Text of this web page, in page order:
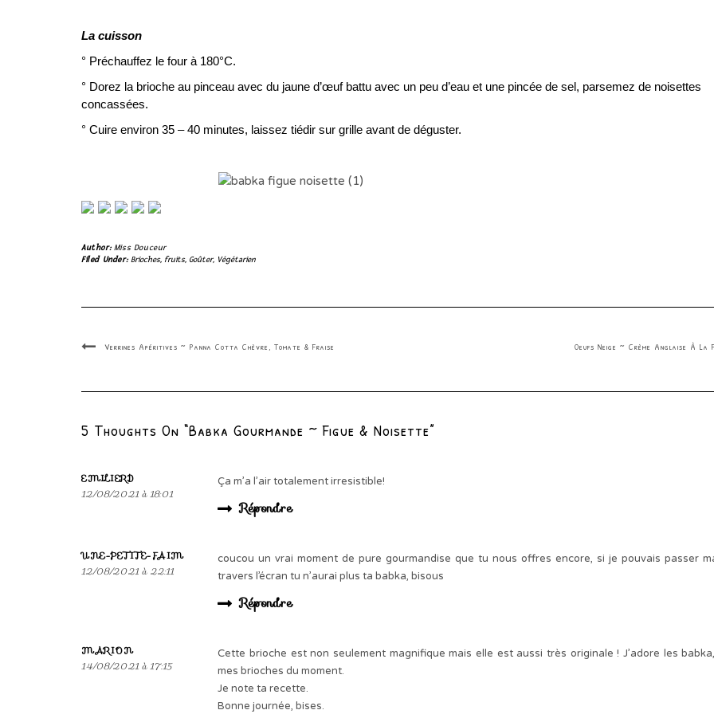
La cuisson
° Préchauffez le four à 180°C.
° Dorez la brioche au pinceau avec du jaune d’œuf battu avec un peu d’eau et une pincée de sel, parsemez de noisettes
concassées.
° Cuire environ 35 – 40 minutes, laissez tiédir sur grille avant de déguster.
Author: Miss Douceur
Filed Under: Brioches, fruits, Goûter, Végétarien
Verrines Apéritives ~ Panna Cotta Chèvre, Tomate & Fraise Oeufs Neige ~ Crème Anglaise À La
5 Thoughts On “Babka Gourmande ~ Figue & Noisette”
EMILIERD
12/08/2021 à 18:01
Ça m’a l’air totalement irresistible!
Répondre
UNE-PETITE-FAIM
12/08/2021 à 22:11
coucou un vrai moment de pure gourmandise que tu nous offres encore, si je pouvais passer
travers l’écran tu n’aurai plus ta babka, bisous
Répondre
MARION
14/08/2021 à 17:15
Cette brioche est non seulement magnifique mais elle est aussi très originale ! J’adore les
mes brioches du moment.
Je note ta recette.
Bonne journée, bises.